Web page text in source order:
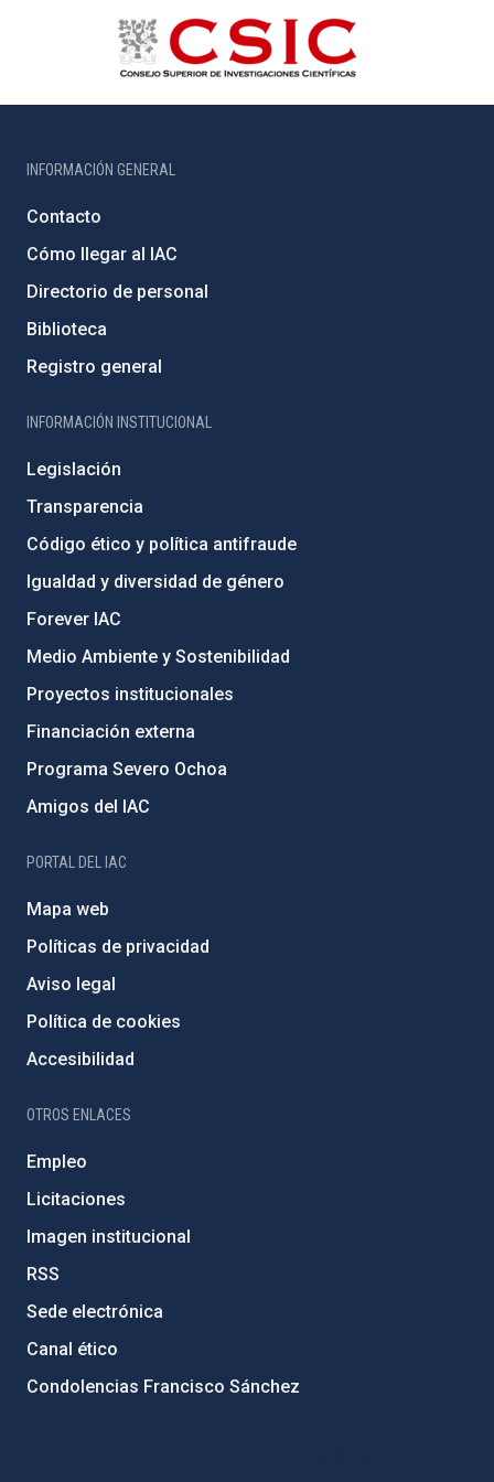
INFORMACIÓN GENERAL
Contacto
Cómo llegar al IAC
Directorio de personal
Biblioteca
Registro general
INFORMACIÓN INSTITUCIONAL
Legislación
Transparencia
Código ético y política antifraude
Igualdad y diversidad de género
Forever IAC
Medio Ambiente y Sostenibilidad
Proyectos institucionales
Financiación externa
Programa Severo Ochoa
Amigos del IAC
PORTAL DEL IAC
Mapa web
Políticas de privacidad
Aviso legal
Política de cookies
Accesibilidad
OTROS ENLACES
Empleo
Licitaciones
Imagen institucional
RSS
Sede electrónica
Canal ético
Condolencias Francisco Sánchez